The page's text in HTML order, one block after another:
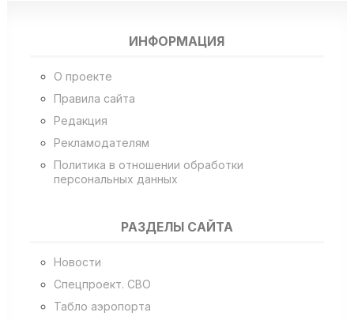
ИНФОРМАЦИЯ
О проекте
Правила сайта
Редакция
Рекламодателям
Политика в отношении обработки
персональных данных
РАЗДЕЛЫ САЙТА
Новости
Спецпроект. СВО
Табло аэропорта